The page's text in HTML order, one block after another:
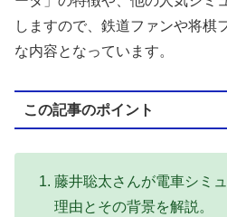
しますので、鉄道ファンや将棋
な内容となっています。
この記事のポイント
藤井聡太さんが電車シミ
理由とその背景を解説。